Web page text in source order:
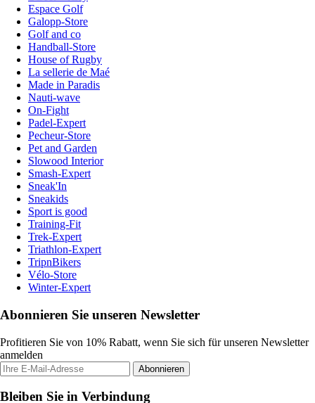
Espace Golf
Galopp-Store
Golf and co
Handball-Store
House of Rugby
La sellerie de Maé
Made in Paradis
Nauti-wave
On-Fight
Padel-Expert
Pecheur-Store
Pet and Garden
Slowood Interior
Smash-Expert
Sneak'In
Sneakids
Sport is good
Training-Fit
Trek-Expert
Triathlon-Expert
TripnBikers
Vélo-Store
Winter-Expert
Abonnieren Sie unseren Newsletter
Profitieren Sie von 10% Rabatt, wenn Sie sich für unseren Newsletter
anmelden
Abonnieren
Bleiben Sie in Verbindung